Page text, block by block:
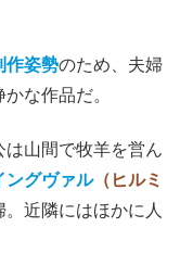
作姿勢のため、夫婦
な作品だ。
山間で牧羊を営ん
ングヴァル（ヒルミ
。近隣にはほかに人